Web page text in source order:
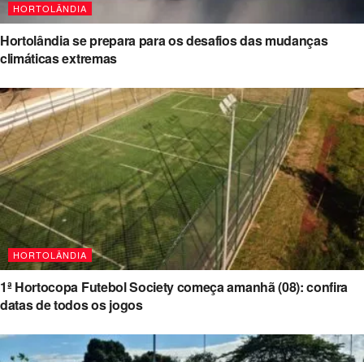
HORTOLÂNDIA
Hortolândia se prepara para os desafios das mudanças
climáticas extremas
HORTOLÂNDIA
1ª Hortocopa Futebol Society começa amanhã (08): confira
datas de todos os jogos